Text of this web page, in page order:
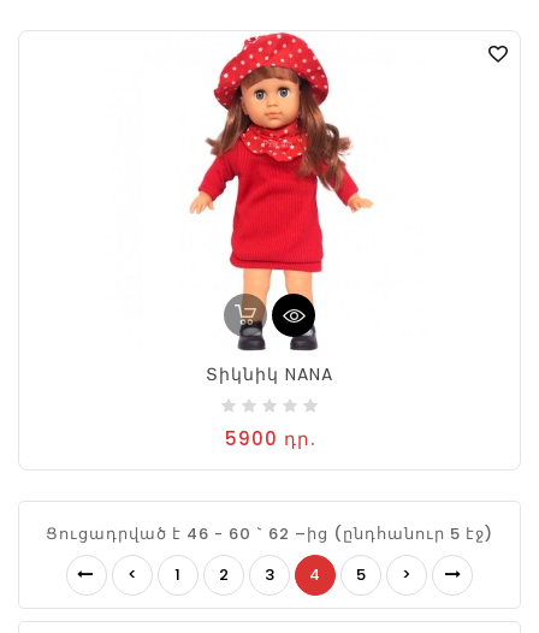
Տիկնիկ NANA
5900 դր.
Ցուցադրված է 46 - 60 ` 62 –ից (ընդհանուր 5 էջ)
<
1 2 3 4 5 >